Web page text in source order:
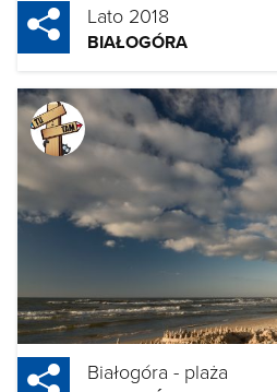
Lato 2018
BIAŁOGÓRA
Białogóra - plaża